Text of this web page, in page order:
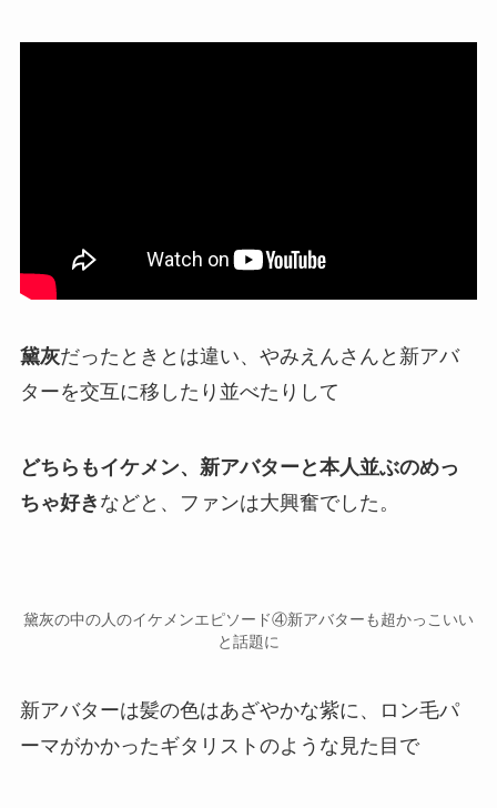
黛灰だったときとは違い、 やみえんさんと 新アバ
ターを交互に移したり並べたりして
どちらもイケメン、新アバターと本人並ぶのめっ
ちゃ好き などと、ファンは大興奮でした。
黛灰の中の人のイケメンエピソード④新アバターも超かっこいい
と話題に
新アバターは髪の色はあざやかな紫に、ロン毛パ
ーマがかかったギタリストのような見た目で